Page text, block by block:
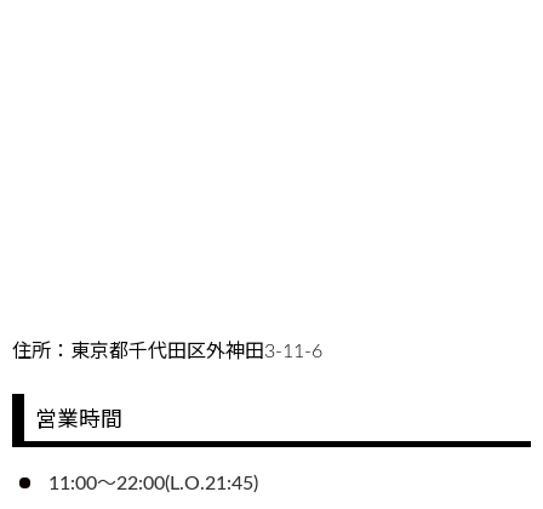
住所：東京都千代田区外神田3-11-6
営業時間
11:00～22:00(L.O.21:45)